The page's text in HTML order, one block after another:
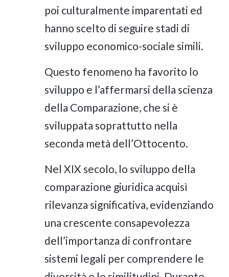
poi culturalmente imparentati ed
hanno scelto di seguire stadi di
sviluppo economico-sociale simili.
Questo fenomeno ha favorito lo
sviluppo e l’affermarsi della scienza
della Comparazione, che si è
sviluppata soprattutto nella
seconda metà dell’Ottocento.
Nel XIX secolo, lo sviluppo della
comparazione giuridica acquisì
rilevanza significativa, evidenziando
una crescente consapevolezza
dell’importanza di confrontare
sistemi legali per comprendere le